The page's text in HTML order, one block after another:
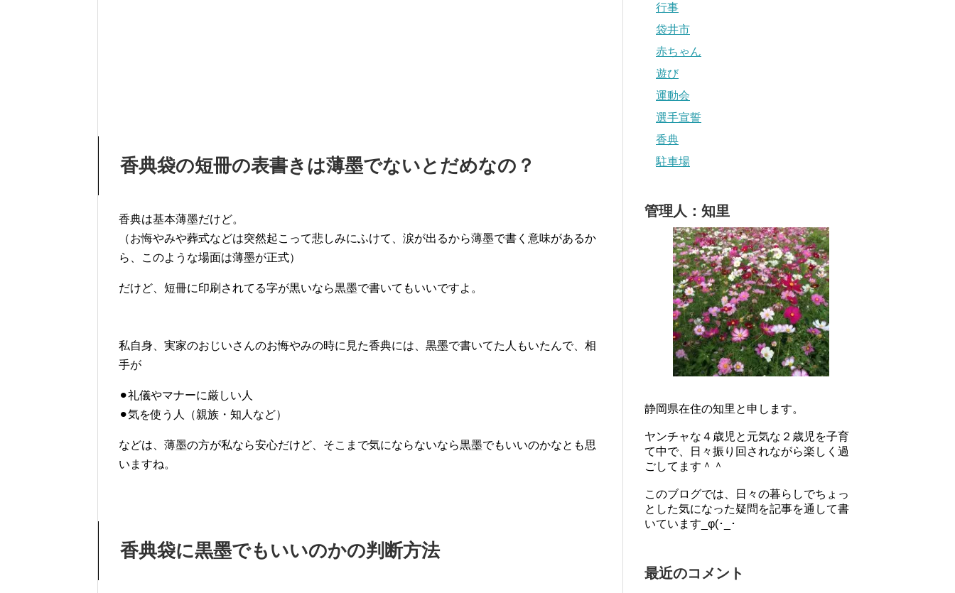
香典袋の短冊の表書きは薄墨でないとだめなの？
香典は基本薄墨だけど。
（お悔やみや葬式などは突然起こって悲しみにふけて、涙が出るから薄墨で書く意味があるか
ら、このような場面は薄墨が正式）
だけど、短冊に印刷されてる字が黒いなら黒墨で書いてもいいですよ。
私自身、実家のおじいさんのお悔やみの時に見た香典には、黒墨で書いてた人もいたんで、相
手が
⚫︎礼儀やマナーに厳しい人
⚫︎気を使う人（親族・知人など）
などは、薄墨の方が私なら安心だけど、そこまで気にならないなら黒墨でもいいのかなとも思
いますね。
香典袋に黒墨でもいいのかの判断方法
行事
袋井市
赤ちゃん
遊び
運動会
選手宣誓
香典
駐車場
管理人：知里
静岡県在住の知里と申します。
ヤンチャな４歳児と元気な２歳児を子育
て中で、日々振り回されながら楽しく過
ごしてます＾＾
このブログでは、日々の暮らしでちょっ
とした気になった疑問を記事を通して書
いています_φ(･_･
最近のコメント